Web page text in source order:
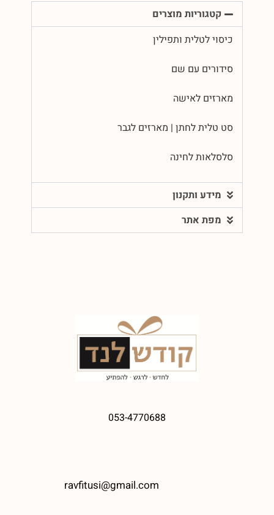
קטגוריות מוצרים
כיסוי לטלית ותפילין
סידורים עם שם
מארזים לאישה
סט טלית לחתן | מארזים לגבר
סלסלאות לחינה
מידע ותקנון
מפת אתר
053-4770688